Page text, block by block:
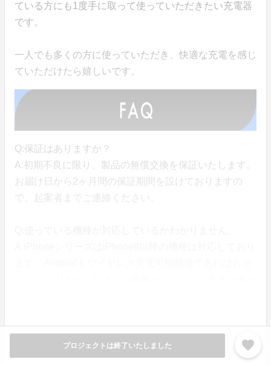
プロジェクトは終了いたしました favorite
ている方にも1度手に取って使っていただきたい充電器
です。
一人でも多くの方に使っていただき、快適な充電を感じ
ていただけたら嬉しいです。
Q:保証はありますか？
A:初期不良に限り、製品の無償交換を保証いたします。
お届け日から2ヶ月間の保証期間を設けておりますの
で、起案者までご連絡ください。
す。ただし、最新機種等、全ての機種の動作確認が行え
ていないことをご了承ください。対応機種に関するお問
い合わせは起案者までお願いいたします。